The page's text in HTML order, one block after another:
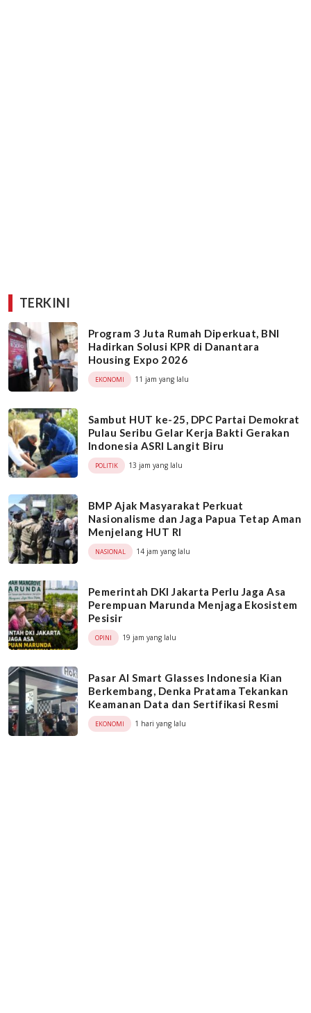
TERKINI
Program 3 Juta Rumah Diperkuat, BNI
Hadirkan Solusi KPR di Danantara
Housing Expo 2026
EKONOMI 11 jam yang lalu
Sambut HUT ke-25, DPC Partai Demokrat
Pulau Seribu Gelar Kerja Bakti Gerakan
Indonesia ASRI Langit Biru
POLITIK 13 jam yang lalu
BMP Ajak Masyarakat Perkuat
Nasionalisme dan Jaga Papua Tetap Aman
Menjelang HUT RI
NASIONAL 14 jam yang lalu
Pemerintah DKI Jakarta Perlu Jaga Asa
Perempuan Marunda Menjaga Ekosistem
Pesisir
OPINI 19 jam yang lalu
Pasar AI Smart Glasses Indonesia Kian
Berkembang, Denka Pratama Tekankan
Keamanan Data dan Sertifikasi Resmi
EKONOMI 1 hari yang lalu